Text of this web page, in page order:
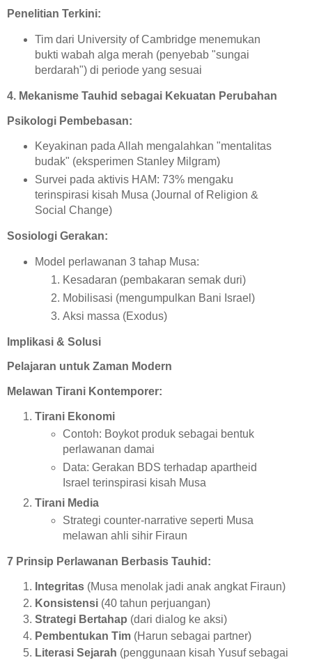
Penelitian Terkini:
Tim dari University of Cambridge menemukan
bukti wabah alga merah (penyebab "sungai
berdarah") di periode yang sesuai
4. Mekanisme Tauhid sebagai Kekuatan Perubahan
Psikologi Pembebasan:
Keyakinan pada Allah mengalahkan "mentalitas
budak" (eksperimen Stanley Milgram)
Survei pada aktivis HAM: 73% mengaku
terinspirasi kisah Musa (Journal of Religion &
Social Change)
Sosiologi Gerakan:
Model perlawanan 3 tahap Musa:
Kesadaran (pembakaran semak duri)
Mobilisasi (mengumpulkan Bani Israel)
Aksi massa (Exodus)
Implikasi & Solusi
Pelajaran untuk Zaman Modern
Melawan Tirani Kontemporer:
Tirani Ekonomi
Contoh: Boykot produk sebagai bentuk
perlawanan damai
Data: Gerakan BDS terhadap apartheid
Israel terinspirasi kisah Musa
Tirani Media
Strategi counter-narrative seperti Musa
melawan ahli sihir Firaun
7 Prinsip Perlawanan Berbasis Tauhid:
Integritas (Musa menolak jadi anak angkat Firaun)
Konsistensi (40 tahun perjuangan)
Strategi Bertahap (dari dialog ke aksi)
Pembentukan Tim (Harun sebagai partner)
Literasi Sejarah (penggunaan kisah Yusuf sebagai